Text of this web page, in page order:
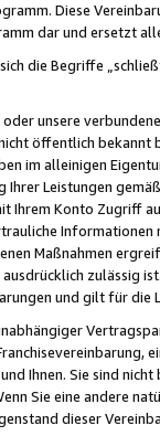
Diese
dar und ersetzt
die Begriffe
unsere
öffentlich
im alleinigen
Ihrer Leistungen
Ihrem Konto
Maßnahmen
zulässig
und gilt für die
Ihnen. Sie sind
Sie eine andere
dieser